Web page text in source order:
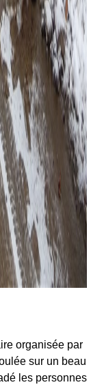
organisée par
sur un beau
les personnes